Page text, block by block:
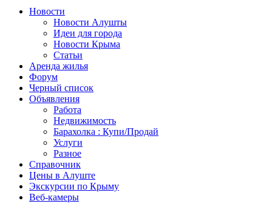
Новости
Новости Алушты
Идеи для города
Новости Крыма
Статьи
Аренда жилья
Форум
Черный список
Объявления
Работа
Недвижимость
Барахолка : Купи/Продай
Услуги
Разное
Справочник
Цены в Алуште
Экскурсии по Крыму
Веб-камеры